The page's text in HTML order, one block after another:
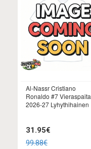
Al-Nassr Cristiano
Ronaldo #7 Vieraspaita
2026-27 Lyhythihainen
31.95€
99.88€